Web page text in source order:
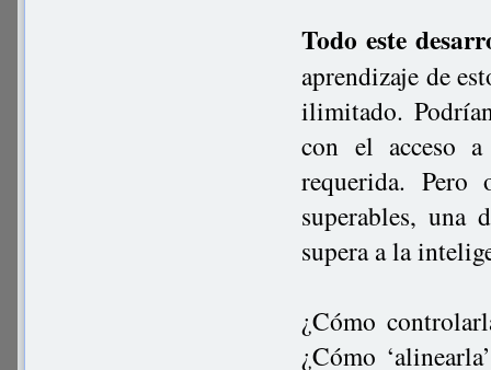
Todo este
aprendizaje de
ilimitado.
con el acceso
requerida. Pero
superables, una
supera a la
¿Cómo
¿Cómo